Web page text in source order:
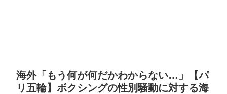
海外「もう何が何だかわからない…」【パ
リ五輪】ボクシングの性別騒動に対する海